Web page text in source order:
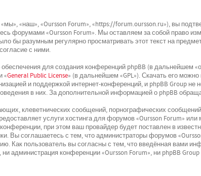
«наш», «Oursson Forum», «https://forum.oursson.ru»), вы
форумами «Oursson Forum». Мы оставляем за собой право
бы разумным регулярно просматривать этот текст на
с ними.
для создания конференций phpBB (в дальнейшем
«General Public License» (в дальнейшем «GPL»). Скачать его
и поддержкой интернет-конференций, и phpBB Group
в них. За дополнительной информацией о phpBB
клеветнических сообщений, порнографических
услуги хостинга для форумов «Oursson Forum»
при этом ваш провайдер будет поставлен в
Вы соглашаетесь с тем, что администраторы форумов
Как пользователь вы согласны с тем, что введённая вами
администрация конференции «Oursson Forum», ни phpBB